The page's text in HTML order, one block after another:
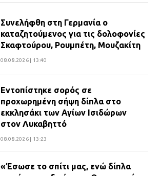
Συνελήφθη στη Γερμανία ο
καταζητούμενος για τις δολοφονίες
Σκαφτούρου, Ρουμπέτη, Μουζακίτη
08.08.2026 | 13:40
Εντοπίστηκε σορός σε
προχωρημένη σήψη δίπλα στο
εκκλησάκι των Αγίων Ισιδώρων
στον Λυκαβηττό
08.08.2026 | 13:23
«Έσωσε το σπίτι μας, ενώ δίπλα